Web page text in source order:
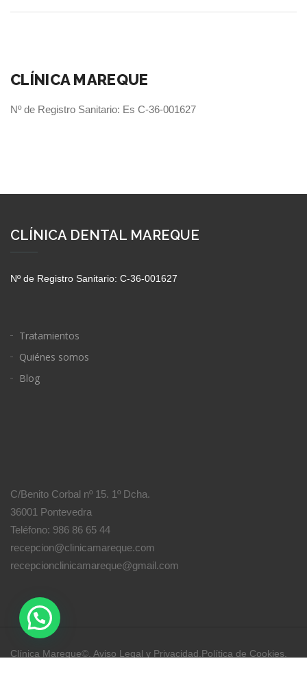
CLÍNICA MAREQUE
Nº de Registro Sanitario: Es C-36-001627
CLÍNICA DENTAL MAREQUE
Nº de Registro Sanitario: C-36-001627
Tratamientos
Quiénes somos
Blog
C/Benito Corbal nº 15. 1º Dcha.
36001 Pontevedra
Teléfono: 986 86 65 44
recepcion@clinicamareque.com
recepcionclinicamareque@gmail.com
Clínica Mareque©. Aviso Legal y Privacidad Política de Cookies